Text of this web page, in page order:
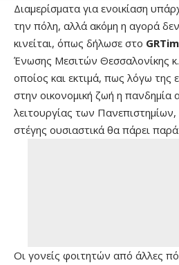
Διαμερίσματα για ενοικίαση
την πόλη, αλλά ακόμη η αγορά δεν
κινείται, όπως δήλωσε στο
Ένωσης Μεσιτών Θεσσαλονίκης κ.
οποίος και εκτιμά, πως λόγω της
στην οικονομική ζωή η πανδημία
λειτουργίας των Πανεπιστημίων,
στέγης ουσιαστικά θα πάρει
Οι γονείς φοιτητών από άλλες